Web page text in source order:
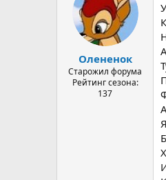
Олененок
Старожил форума
Рейтинг сезона:
137